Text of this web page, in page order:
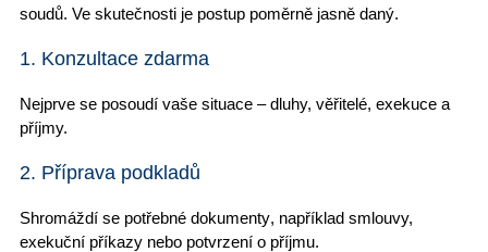
soudů. Ve skutečnosti je postup poměrně jasně daný.
1. Konzultace zdarma
Nejprve se posoudí vaše situace – dluhy, věřitelé, exekuce a
příjmy.
2. Příprava podkladů
Shromáždí se potřebné dokumenty, například smlouvy,
exekuční příkazy nebo potvrzení o příjmu.